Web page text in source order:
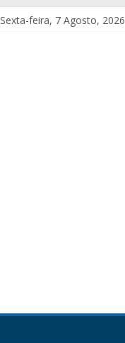
Sexta-feira, 7 Agosto, 2026